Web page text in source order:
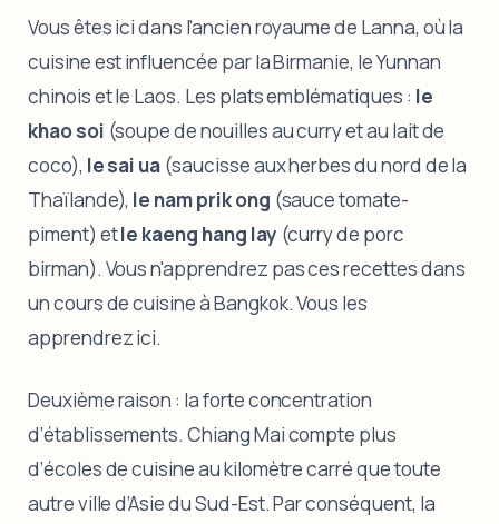
Vous êtes ici dans l'ancien royaume de Lanna, où la
cuisine est influencée par la Birmanie, le Yunnan
chinois et le Laos. Les plats emblématiques : le
khao soi (soupe de nouilles au curry et au lait de
coco), le sai ua (saucisse aux herbes du nord de la
Thaïlande), le nam prik ong (sauce tomate-
piment) etle kaeng hang lay(curry de porc
birman). Vous n'apprendrez pas ces recettes dans
un cours de cuisine à Bangkok. Vous les
apprendrez ici.
Deuxième raison : la forte concentration
d’établissements. Chiang Mai compte plus
d’écoles de cuisine au kilomètre carré que toute
autre ville d’Asie du Sud-Est. Par conséquent, la